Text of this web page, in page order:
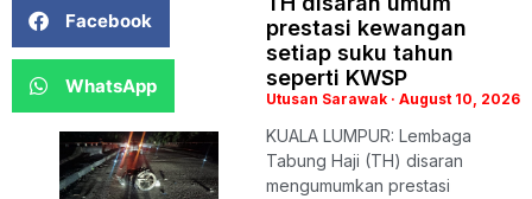
Facebook
WhatsApp
prestasi kewangan
setiap suku tahun
seperti KWSP
Utusan Sarawak August 10, 2026
KUALA LUMPUR: Lembaga
Tabung Haji (TH) disaran
mengumumkan prestasi